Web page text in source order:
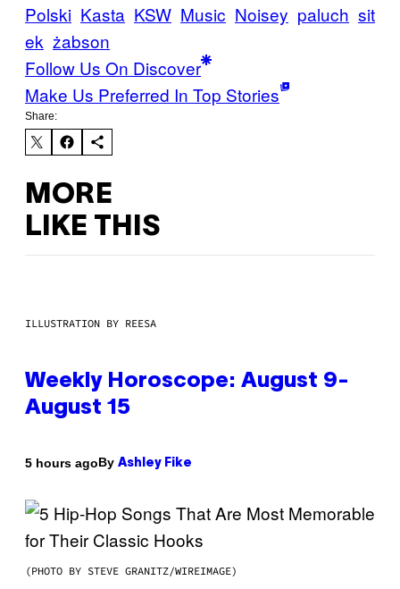
Polski Kasta KSW Music Noisey paluch sit
ek żabson
Follow Us On Discover
Make Us Preferred In Top Stories
Share:
MORE
LIKE THIS
ILLUSTRATION BY REESA
Weekly Horoscope: August 9-
August 15
5 hours agoBy Ashley Fike
(PHOTO BY STEVE GRANITZ/WIREIMAGE)